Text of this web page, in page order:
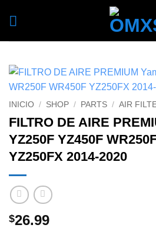
INICIO / SHOP / PARTS / AIR
FILTRO DE AIRE
YZ250F YZ450F
YZ250FX 2014-2020
$26.99